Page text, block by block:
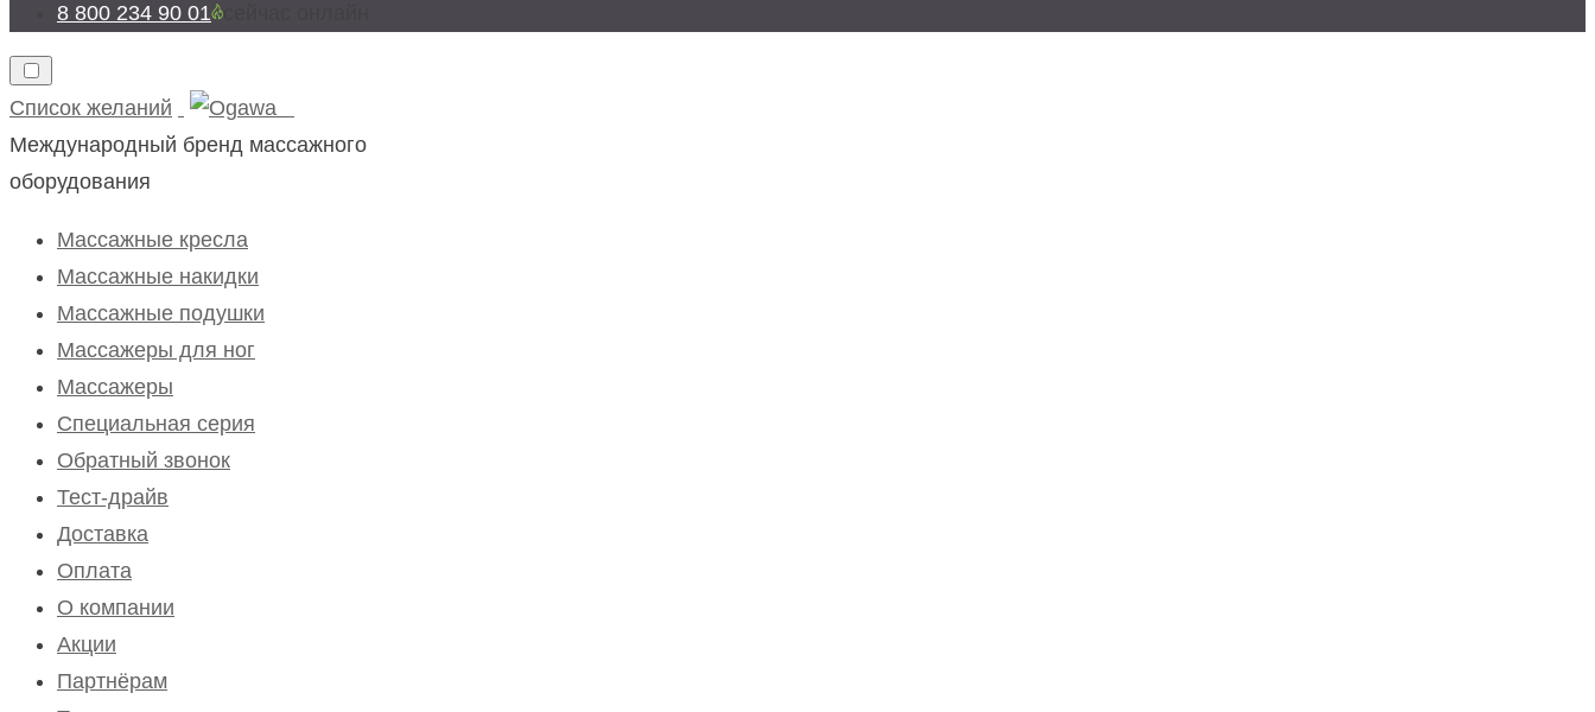
8 800 234 90 01
Список желаний
Международный бренд массажного
оборудования
Массажные кресла
Массажные накидки
Массажные подушки
Массажеры для ног
Массажеры
Специальная серия
Обратный звонок
Тест-драйв
Доставка
Оплата
О компании
Акции
Партнёрам